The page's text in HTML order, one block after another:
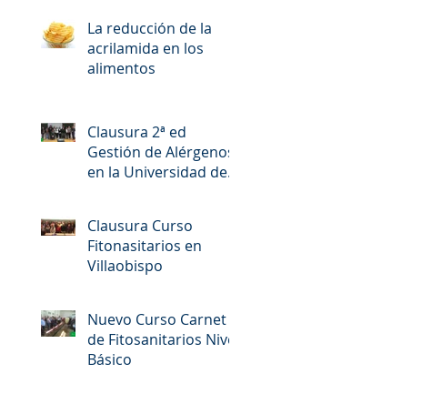
La reducción de la
acrilamida en los
alimentos
Clausura 2ª ed
Gestión de Alérgenos
en la Universidad de
Clausura Curso
Fitonasitarios en
Villaobispo
Nuevo Curso Carnet
de Fitosanitarios Nivel
Básico